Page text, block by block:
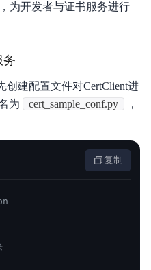
为开发者与证书服务进行
务
创建配置文件对CertClient进
为
cert_sample_conf.py
，
复制